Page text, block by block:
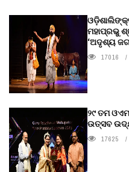
ମହାପ୍ରଭୁ
‘ଅଦୃଶ୍ୟ
17016
୨୯ ତମ
ଉତ୍ସବ
17625